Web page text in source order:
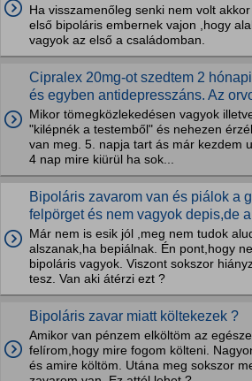
Ha visszamenőleg senki nem volt
első bipoláris embernek vajon ,hogy
vagyok az első a családomban.
Cipralex 20mg-ot szedtem 2
és egyben antidepresszáns. Az
Mikor tömegközlekedésen vagyok
"kilépnék a testemből" és nehezen
van meg. 5. napja tart ás már kezdem
4 nap mire kiürül ha sok...
Bipoláris zavarom van és piálok a
felpörget és nem vagyok depis,de
Már nem is esik jól ,meg nem tudok
alszanak,ha bepiálnak. Én pont,hogy
bipoláris vagyok. Viszont sokszor
tesz. Van aki átérzi ezt ?
Bipoláris zavar miatt költekezek ?
Amikor van pénzem elköltöm az
felírom,hogy mire fogom költeni.
és amire költöm. Utána meg sokszor